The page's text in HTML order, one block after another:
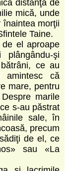
distanţă de
mică, unde
înaintea morţii
Taine.
el aproape
şi
ce au
amintesc că
mare, pentru
marile
s-au păstrat
sale, în
precum
de el, ce
sau «La